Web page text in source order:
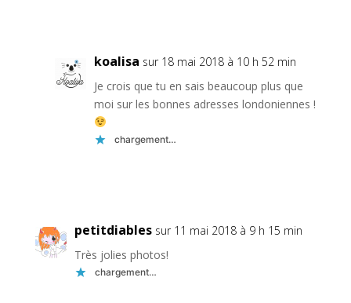
koalisa sur 18 mai 2018 à 10 h 52 min
Je crois que tu en sais beaucoup plus que
moi sur les bonnes adresses londoniennes !
chargement…
petitdiables sur 11 mai 2018 à 9 h 15 min
Très jolies photos!
chargement…